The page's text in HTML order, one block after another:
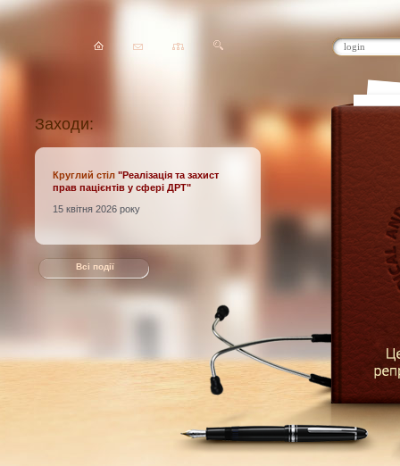
Заходи:
Круглий стіл"Реалізація та захист
прав пацієнтів у сфері ДРТ"
15 квітня 2026 року
Всі події